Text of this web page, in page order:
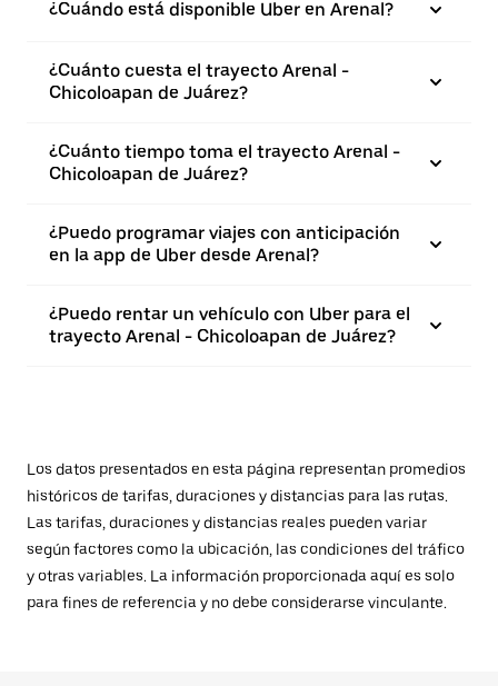
¿Cuándo está disponible Uber en Arenal?
¿Cuánto cuesta el trayecto Arenal -
Chicoloapan de Juárez?
¿Cuánto tiempo toma el trayecto Arenal -
Chicoloapan de Juárez?
¿Puedo programar viajes con anticipación
en la app de Uber desde Arenal?
¿Puedo rentar un vehículo con Uber para el
trayecto Arenal - Chicoloapan de Juárez?
Los datos presentados en esta página representan promedios
históricos de tarifas, duraciones y distancias para las rutas.
Las tarifas, duraciones y distancias reales pueden variar
según factores como la ubicación, las condiciones del tráfico
y otras variables. La información proporcionada aquí es solo
para fines de referencia y no debe considerarse vinculante.